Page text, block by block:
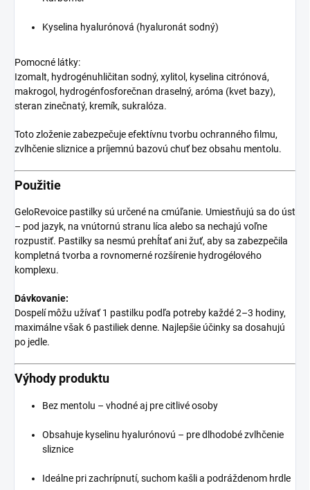
Kyselina hyalurónová (hyaluronát sodný)
Pomocné látky:
Izomalt, hydrogénuhličitan sodný, xylitol, kyselina citrónová,
makrogol, hydrogénfosforečnan draselný, aróma (kvet bazy),
steran zinečnatý, kremík, sukralóza.
Toto zloženie zabezpečuje efektívnu tvorbu ochranného filmu,
zvlhčenie sliznice a príjemnú bazovú chuť bez obsahu mentolu.
Použitie
GeloRevoice pastilky sú určené na cmúľanie. Umiestňujú sa do úst
– pod jazyk, na vnútornú stranu líca alebo sa nechajú voľne
rozpustiť. Pastilky sa nesmú prehĺtať ani žuť, aby sa zabezpečila
kompletná tvorba a rovnomerné rozšírenie hydrogélového
komplexu.
Dávkovanie:
Dospelí môžu užívať 1 pastilku podľa potreby každé 2–3 hodiny,
maximálne však 6 pastiliek denne. Najlepšie účinky sa dosahujú
po jedle.
Výhody produktu
Bez mentolu – vhodné aj pre citlivé osoby
Obsahuje kyselinu hyalurónovú – pre dlhodobé zvlhčenie
sliznice
Ideálne pri zachrípnutí, suchom kašli a podráždenom hrdle